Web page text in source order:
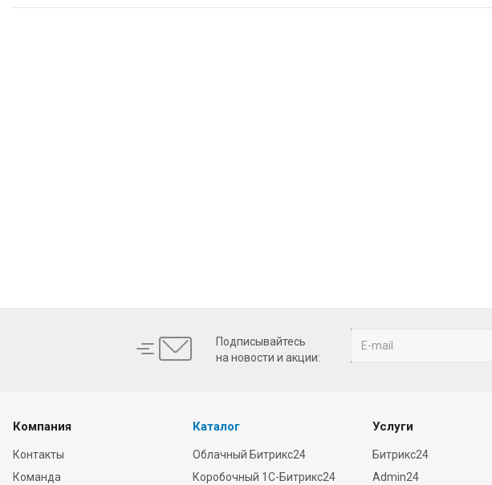
Подписывайтесь
на новости и акции:
Компания
Контакты
Команда
Каталог
Облачный Битрикс24
Коробочный 1С-Битрикс24
Услуги
Битрикс24
Admin24